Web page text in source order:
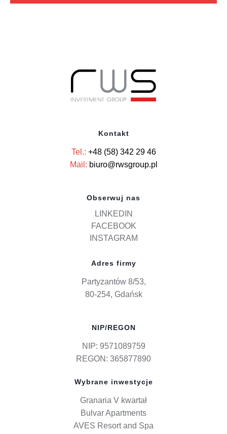
Kontakt
Tel.: +48 (58) 342 29 46
Mail: biuro@rwsgroup.pl
Obserwuj nas
LINKEDIN
FACEBOOK
INSTAGRAM
Adres firmy
Partyzantów 8/53,
80-254, Gdańsk
NIP/REGON
NIP: 9571089759
REGON: 365877890
Wybrane inwestycje
Granaria V kwartał
Bulvar Apartments
AVES Resort and Spa